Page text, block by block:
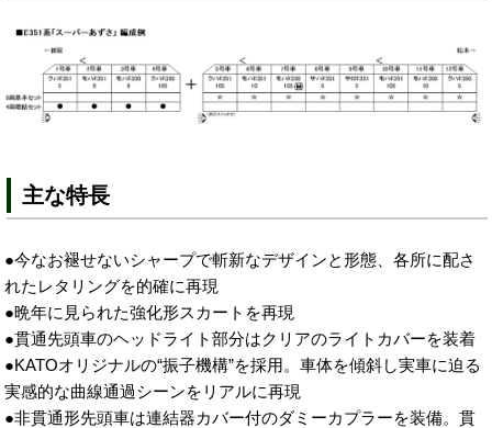
主な特長
●今なお褪せないシャープで斬新なデザインと形態、各所に配さ
れたレタリングを的確に再現
●晩年に見られた強化形スカートを再現
●貫通先頭車のヘッドライト部分はクリアのライトカバーを装着
●KATOオリジナルの“振子機構”を採用。車体を傾斜し実車に迫る
実感的な曲線通過シーンをリアルに再現
●非貫通形先頭車は連結器カバー付のダミーカプラーを装備。貫